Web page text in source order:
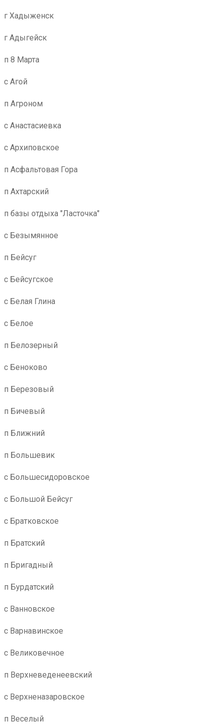
г Хадыженск
г Адыгейск
п 8 Марта
с Агой
п Агроном
с Анастасиевка
с Архиповское
п Асфальтовая Гора
п Ахтарский
п базы отдыха "Ласточка"
с Безымянное
п Бейсуг
с Бейсугское
с Белая Глина
с Белое
п Белозерный
с Беноково
п Березовый
п Бичевый
п Ближний
п Большевик
с Большесидоровское
с Большой Бейсуг
с Братковское
п Братский
п Бригадный
п Бурдатский
с Ванновское
с Варнавинское
с Великовечное
п Верхневеденеевский
с Верхненазаровское
п Веселый